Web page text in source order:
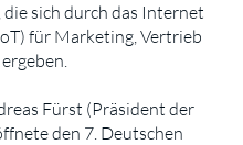
sich durch das Internet
für Marketing, Vertrieb
.
Fürst (Präsident der
den 7. Deutschen